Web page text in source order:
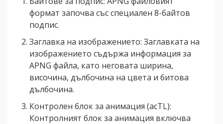
формат започва със специален 8-байтов
подпис.
Заглавка на изображението: Заглавката на
изображението съдържа информация за
APNG файла, като неговата ширина,
височина, дълбочина на цвета и битова
дълбочина.
Контролен блок за анимация (acTL):
Контролният блок за анимация включва